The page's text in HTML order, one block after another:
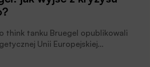
think tanku Bruegel opublikowali
Unii Europejskiej